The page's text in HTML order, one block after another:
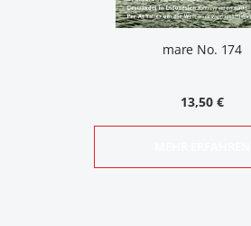
mare No. 174
13,50 €